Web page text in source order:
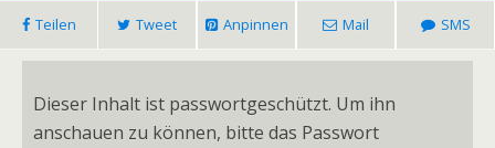
Teilen Tweet Anpinnen Mail SMS
Dieser Inhalt ist passwortgeschützt. Um ihn
anschauen zu können, bitte das Passwort